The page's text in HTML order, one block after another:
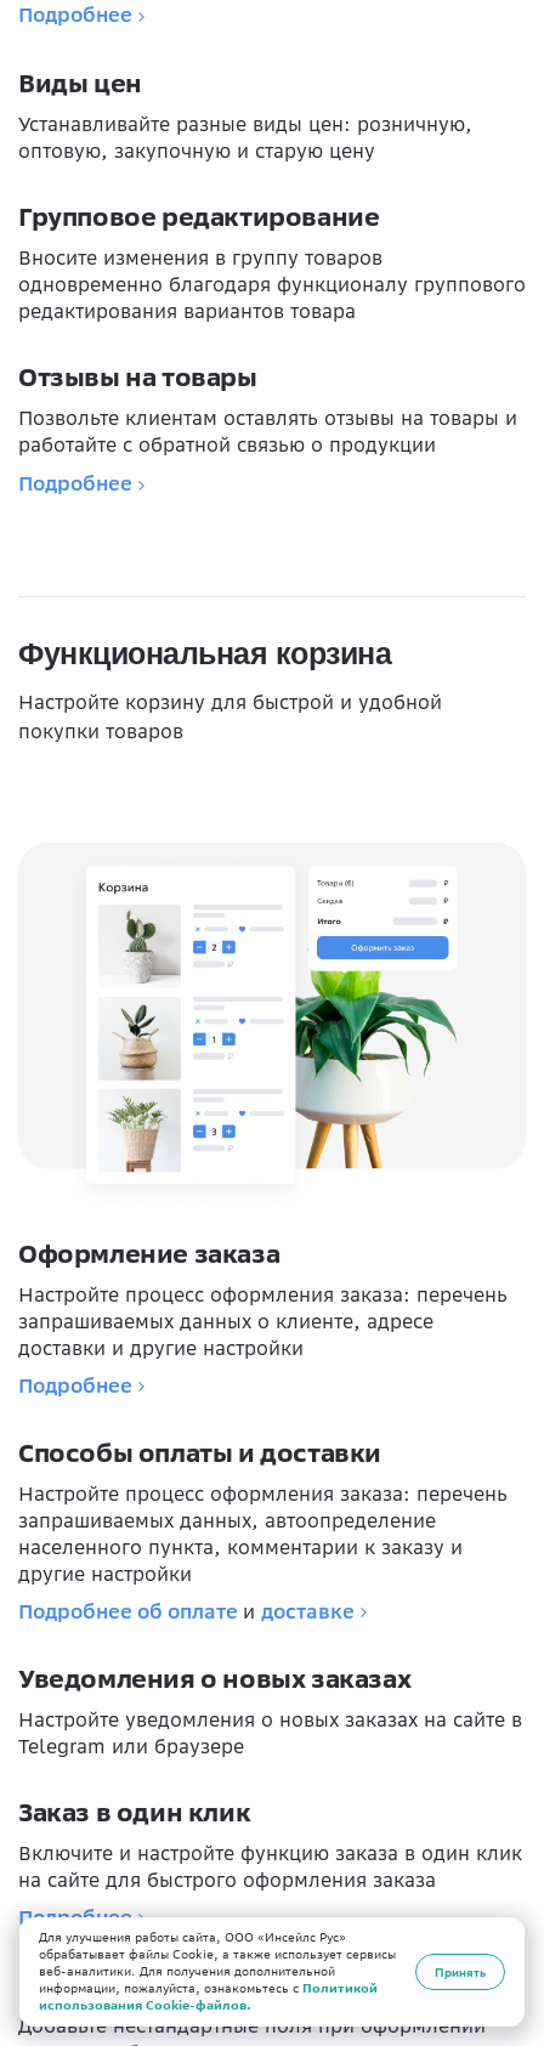
Подробнее
Виды цен
Устанавливайте разные виды цен: розничную,
оптовую, закупочную и старую цену
Групповое редактирование
Вносите изменения в группу товаров
одновременно благодаря функционалу группового
редактирования вариантов товара
Отзывы на товары
Позвольте клиентам оставлять отзывы на товары и
работайте с обратной связью о продукции
Подробнее
Функциональная корзина
Настройте корзину для быстрой и удобной
покупки товаров
Оформление заказа
Настройте процесс оформления заказа: перечень
запрашиваемых данных о клиенте, адресе
доставки и другие настройки
Подробнее
Способы оплаты и доставки
Настройте процесс оформления заказа: перечень
запрашиваемых данных, автоопределение
населенного пункта, комментарии к заказу и
другие настройки
Подробнее об оплате и доставке
Уведомления о новых заказах
Настройте уведомления о новых заказах на сайте в
Telegram или браузере
Заказ в один клик
Включите и настройте функцию заказа в один клик
на сайте для быстрого оформления заказа
Подробнее
Кастомные поля
Добавьте нестандартные поля при оформлении
Для улучшения работы сайта, ООО «Инсейлс Рус»
обрабатывает файлы Cookie, а также использует сервисы
веб-аналитики. Для получения дополнительной
информации, пожалуйста, ознакомьтесь с Политикой
использования Cookie-файлов.
Принять